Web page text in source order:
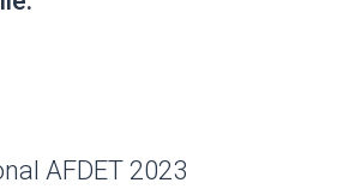
AFDET 2023